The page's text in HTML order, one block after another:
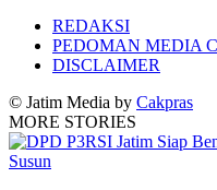
REDAKSI
PEDOMAN MEDIA
DISCLAIMER
© Jatim Media by Cakpras
MORE STORIES